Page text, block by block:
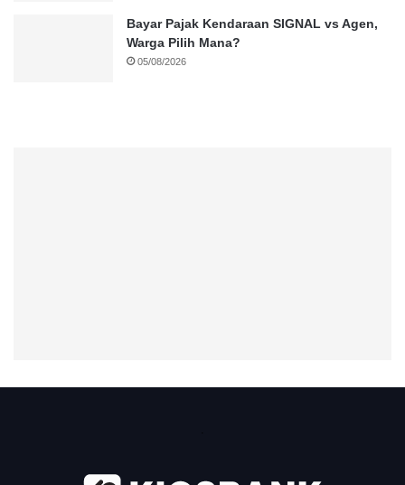
Bayar Pajak Kendaraan SIGNAL vs Agen,
Warga Pilih Mana?
05/08/2026
.